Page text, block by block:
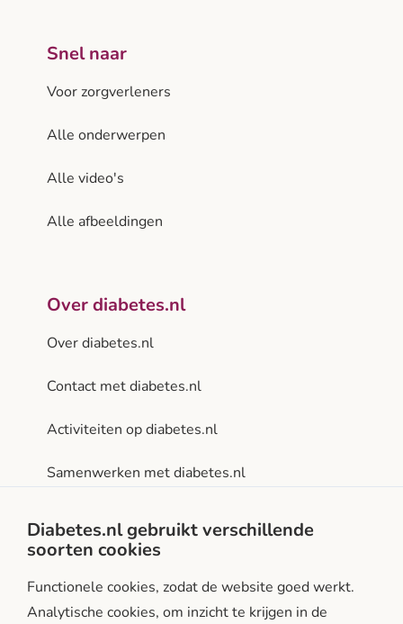
Snel naar
Voor zorgverleners
Alle onderwerpen
Alle video's
Alle afbeeldingen
Over diabetes.nl
Over diabetes.nl
Contact met diabetes.nl
Activiteiten op diabetes.nl
Samenwerken met diabetes.nl
Diabetes.nl gebruikt verschillende
soorten cookies
Functionele cookies, zodat de website goed werkt.
Analytische cookies, om inzicht te krijgen in de